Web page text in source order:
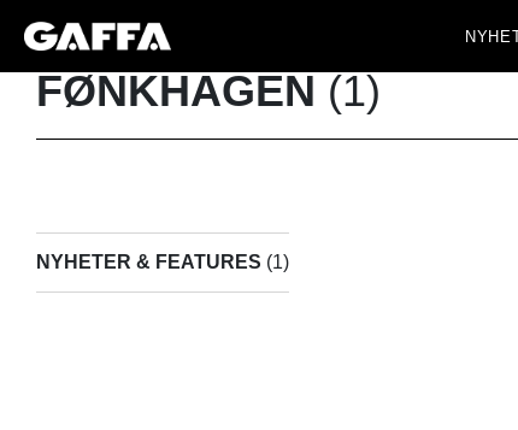
FØNKHAGEN (1)
NYHETER & FEATURES (1)